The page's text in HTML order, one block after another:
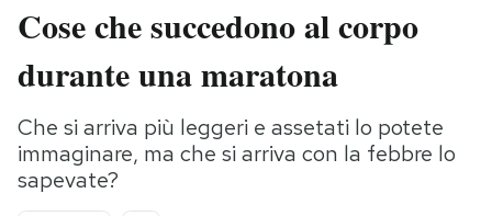
Italia
Politica
Tecnologia
Internet
Scienza
Moda
Consumismi
Storie/Idee
Ok Boomer!
Cose che succedono al corpo
durante una maratona
Che si arriva più leggeri e assetati lo potete
immaginare, ma che si arriva con la febbre lo
sapevate?